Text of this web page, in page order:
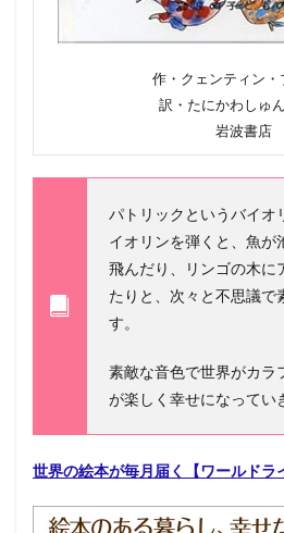
作・クェンティン・
訳・たにかわしゅ
岩波書店
パトリックというバイオ
イオリンを弾くと、魚が
飛んだり、リンゴの木に
たりと、次々と不思議で
す。
素敵な音色で世界がカラ
が楽しく幸せになってい
世界の絵本が毎月届く【ワールドラ